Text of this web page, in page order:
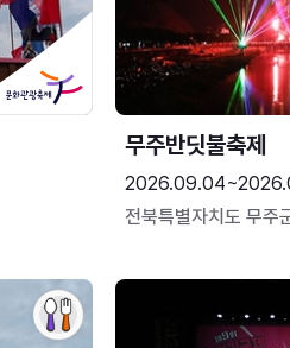
무주반딧불축제
전북특별자치도 무주